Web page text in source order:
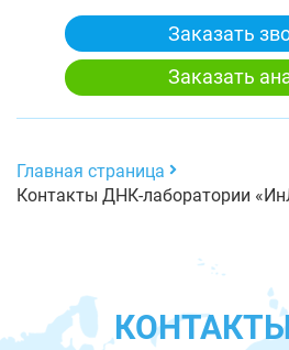
Заказать
Заказать
Главная страница
Контакты ДНК-лаборатории